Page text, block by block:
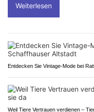
Weiterlesen
Entdecken Sie Vintage-Mode bei
Weil Tiere Vertrauen verdienen –